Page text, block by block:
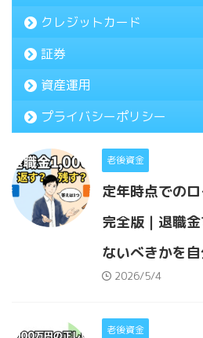
クレジットカード
証券
資産運用
プライバシーポリシー
老後資金
定年時点での
完全版｜退職
ないべきかを
2026/5/4
老後資金